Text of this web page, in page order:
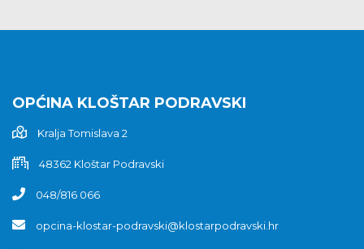
OPĆINA KLOŠTAR PODRAVSKI
Kralja Tomislava 2
48362 Kloštar Podravski
048/816 066
opcina-klostar-podravski@klostarpodravski.hr